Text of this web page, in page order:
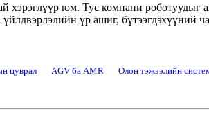
юм. Тус компани роботуудыг
үр ашиг,
цуврал AGV ба AMR Олон тэжээлийн